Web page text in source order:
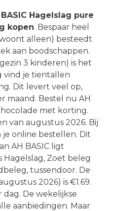
BASIC Hagelslag pure
kopen. Bespaar heel
woont alleen) besteedt
aan boodschappen.
3 kinderen) is het
vind je tientallen
Dit levert veel op,
maand. Bestel nu AH
met korting.
van augustus 2026. Bij
je online bestellen. Dit
AH BASIC ligt
Hagelslag, Zoet beleg
tussendoor. De
2026) is €1.69.
dag. De wekelijkse
aanbiedingen. Maar